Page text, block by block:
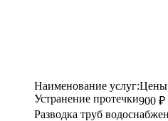
Наименование услуг:Цены
Устранение протечки900 ₽
Разводка труб